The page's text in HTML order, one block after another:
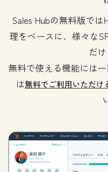
Sales Hubの無料版で
理をベースに、様々な
だけ
無料で使える機能には
は無料でご利用いただけ